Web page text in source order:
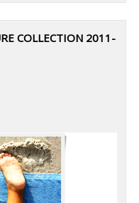
COLLECTION 2011-